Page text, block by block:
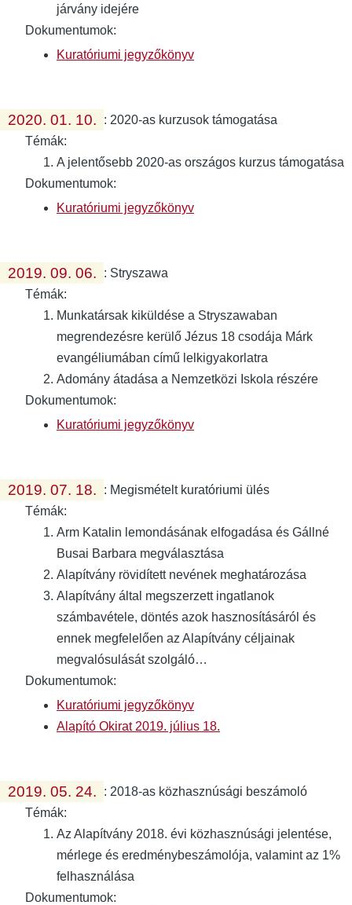
járvány idejére
Dokumentumok:
Kuratóriumi jegyzőkönyv
2020. 01. 10. : 2020-as kurzusok támogatása
Témák:
A jelentősebb 2020-as országos kurzus támogatása
Dokumentumok:
Kuratóriumi jegyzőkönyv
2019. 09. 06. : Stryszawa
Témák:
Munkatársak kiküldése a Stryszawaban
megrendezésre kerülő Jézus 18 csodája Márk
evangéliumában című lelkigyakorlatra
Adomány átadása a Nemzetközi Iskola részére
Dokumentumok:
Kuratóriumi jegyzőkönyv
2019. 07. 18. : Megismételt kuratóriumi ülés
Témák:
Arm Katalin lemondásának elfogadása és Gállné
Busai Barbara megválasztása
Alapítvány rövidített nevének meghatározása
Alapítvány által megszerzett ingatlanok
számbavétele, döntés azok hasznosításáról és
ennek megfelelően az Alapítvány céljainak
megvalósulását szolgáló…
Dokumentumok:
Kuratóriumi jegyzőkönyv
Alapító Okirat 2019. július 18.
2019. 05. 24. : 2018-as közhasznúsági beszámoló
Témák:
Az Alapítvány 2018. évi közhasznúsági jelentése,
mérlege és eredménybeszámolója, valamint az 1%
felhasználása
Dokumentumok: